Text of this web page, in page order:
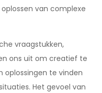
van complexe
vraagstukken,
ons uit om creatief te
oplossingen te vinden
Het gevoel van